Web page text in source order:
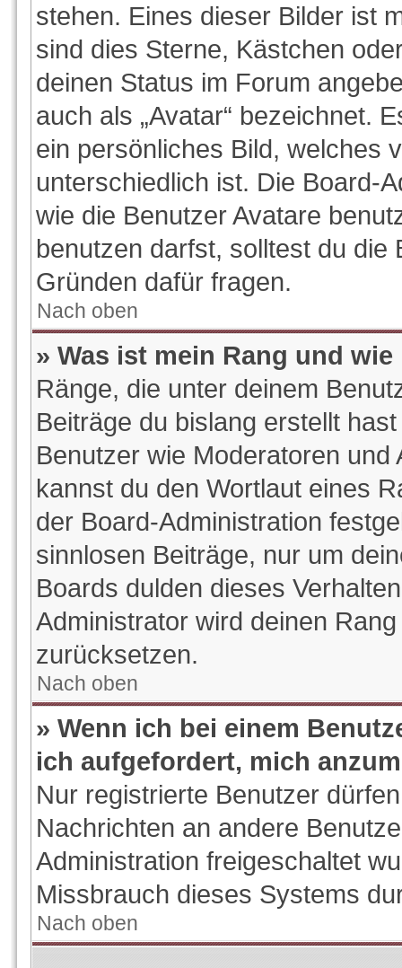
stehen. Eines dieser Bilder ist
sind dies Sterne, Kästchen
deinen Status im Forum
auch als „Avatar“ bezeichnet.
ein persönliches Bild, welches
unterschiedlich ist. Die Board-
wie die Benutzer Avatare
benutzen darfst, solltest du die
Gründen dafür fragen.
Nach oben
» Was ist mein Rang und
Ränge, die unter deinem
Beiträge du bislang erstellt
Benutzer wie Moderatoren
kannst du den Wortlaut eines
der Board-Administration
sinnlosen Beiträge, nur um
Boards dulden dieses
Administrator wird deinen
zurücksetzen.
Nach oben
» Wenn ich bei einem
ich aufgefordert, mich
Nur registrierte Benutzer
Nachrichten an andere
Administration freigeschaltet
Missbrauch dieses Systems
Nach oben